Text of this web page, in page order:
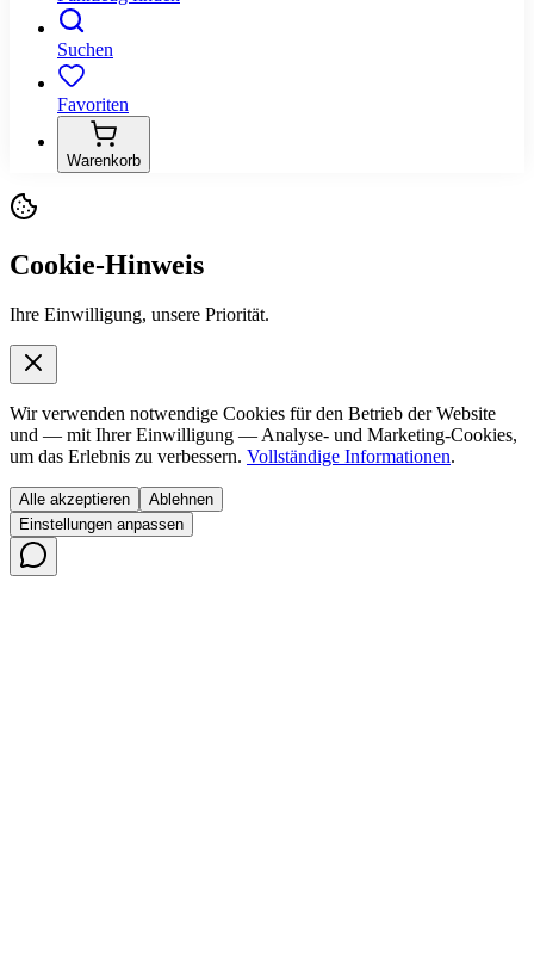
Suchen
Favoriten
Warenkorb
Cookie-Hinweis
Ihre Einwilligung, unsere Priorität.
Wir verwenden notwendige Cookies für den Betrieb der Website
und — mit Ihrer Einwilligung — Analyse- und Marketing-Cookies,
um das Erlebnis zu verbessern. Vollständige Informationen.
Alle akzeptieren
Ablehnen
Einstellungen anpassen